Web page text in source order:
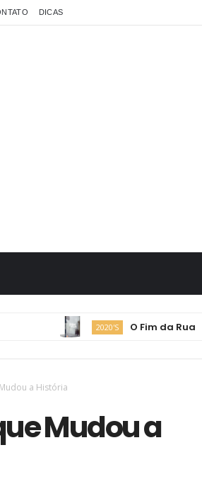
DICAS
2020'S O Fim da Rua
a História
Mudou a